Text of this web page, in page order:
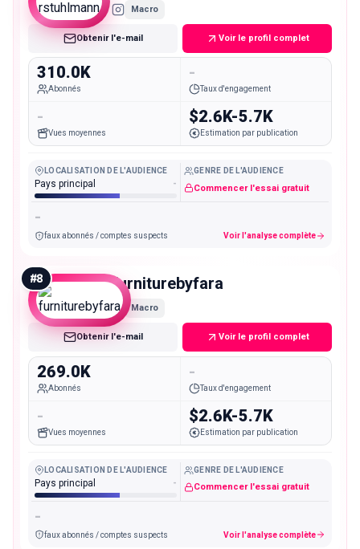
Macro
Obtenir l'e-mail Voir le profil complet
310.0K
Abonnés
-
Taux d'engagement
-
Vues moyennes
$2.6K-5.7K
Estimation par publication
LOCALISATION DE L'AUDIENCE
Pays principal -
GENRE DE L'AUDIENCE
Commencer l'essai gratuit
-
faux abonnés / comptes suspects Voir l'analyse complète
#8 furniturebyfara
Macro
Obtenir l'e-mail Voir le profil complet
269.0K
Abonnés
-
Taux d'engagement
-
Vues moyennes
$2.6K-5.7K
Estimation par publication
LOCALISATION DE L'AUDIENCE
Pays principal -
GENRE DE L'AUDIENCE
Commencer l'essai gratuit
-
faux abonnés / comptes suspects Voir l'analyse complète